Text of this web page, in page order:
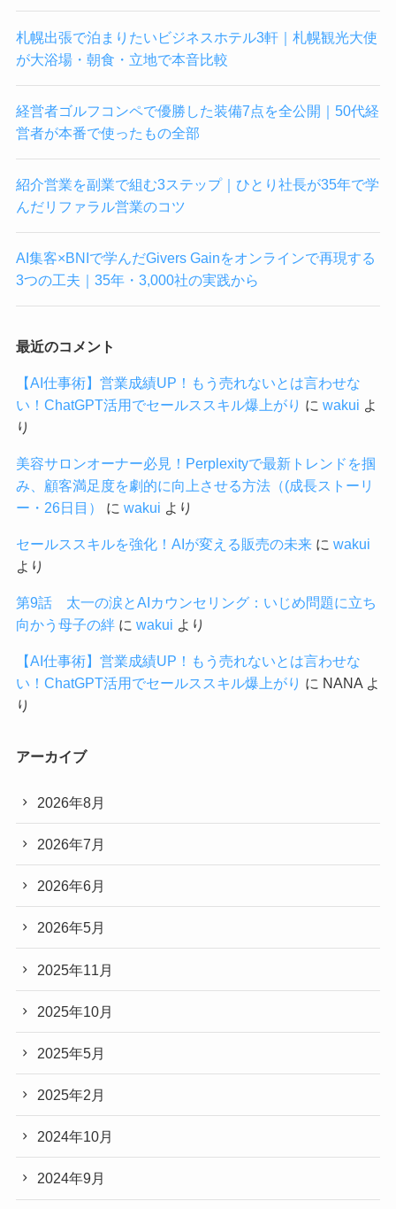
札幌出張で泊まりたいビジネスホテル3軒｜札幌観光大使
が大浴場・朝食・立地で本音比較
経営者ゴルフコンペで優勝した装備7点を全公開｜50代経
営者が本番で使ったもの全部
紹介営業を副業で組む3ステップ｜ひとり社長が35年で学
んだリファラル営業のコツ
AI集客×BNIで学んだGivers Gainをオンラインで再現する
3つの工夫｜35年・3,000社の実践から
最近のコメント
【AI仕事術】営業成績UP！もう売れないとは言わせな
い！ChatGPT活用でセールススキル爆上がり に wakui よ
り
美容サロンオーナー必見！Perplexityで最新トレンドを掴
み、顧客満足度を劇的に向上させる方法（(成長ストーリ
ー・26日目）
に wakui より
セールススキルを強化！AIが変える販売の未来に wakui
より
第9話 太一の涙とAIカウンセリング：いじめ問題に立ち
向かう母子の絆に wakui より
【AI仕事術】営業成績UP！もう売れないとは言わせな
い！ChatGPT活用でセールススキル爆上がり に NANAよ
り
アーカイブ
2026年8月
2026年7月
2026年6月
2026年5月
2025年11月
2025年10月
2025年5月
2025年2月
2024年10月
2024年9月